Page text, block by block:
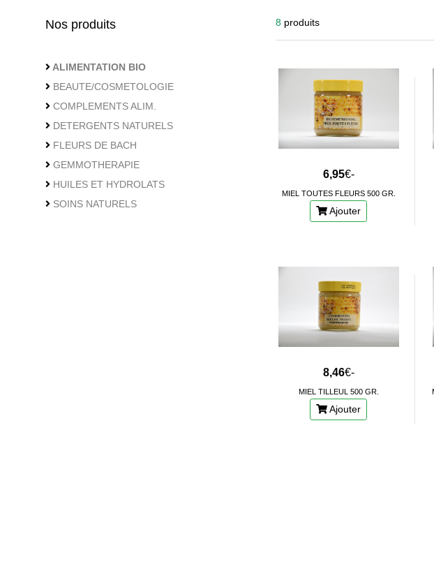
Nos produits
ALIMENTATION BIO
BEAUTE/COSMETOLOGIE
COMPLEMENTS ALIM.
DETERGENTS NATURELS
FLEURS DE BACH
GEMMOTHERAPIE
HUILES ET HYDROLATS
SOINS NATURELS
8produits
6,95€-
MIEL TOUTES FLEURS 500 GR.
Ajouter
8,46€-
MIEL TILLEUL 500 GR.
Ajouter